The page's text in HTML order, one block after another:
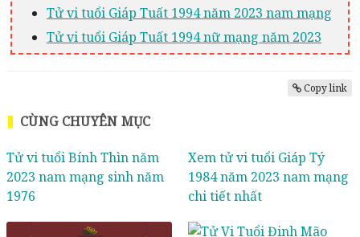
Tử vi tuổi Giáp Tuất 1994 năm 2023 nam mạng
Tử vi tuổi Giáp Tuất 1994 nữ mạng năm 2023
Copy link
CÙNG CHUYÊN MỤC
Tử vi tuổi Bính Thìn năm
2023 nam mạng sinh năm
1976
Xem tử vi tuổi Giáp Tý
1984 năm 2023 nam mạng
chi tiết nhất